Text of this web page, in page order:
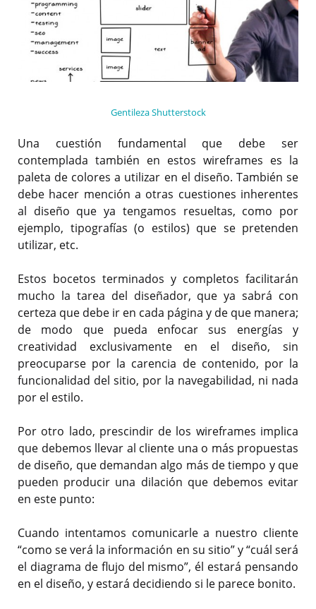
Gentileza Shutterstock
Una cuestión fundamental que debe ser
contemplada también en estos wireframes es la
paleta de colores a utilizar en el diseño. También se
debe hacer mención a otras cuestiones inherentes
al diseño que ya tengamos resueltas, como por
ejemplo, tipografías (o estilos) que se pretenden
utilizar, etc.
Estos bocetos terminados y completos facilitarán
mucho la tarea del diseñador, que ya sabrá con
certeza que debe ir en cada página y de que manera;
de modo que pueda enfocar sus energías y
creatividad exclusivamente en el diseño, sin
preocuparse por la carencia de contenido, por la
funcionalidad del sitio, por la navegabilidad, ni nada
por el estilo.
Por otro lado, prescindir de los wireframes implica
que debemos llevar al cliente una o más propuestas
de diseño, que demandan algo más de tiempo y que
pueden producir una dilación que debemos evitar
en este punto:
Cuando intentamos comunicarle a nuestro cliente
“como se verá la información en su sitio” y “cuál será
el diagrama de flujo del mismo”, él estará pensando
en el diseño, y estará decidiendo si le parece bonito.